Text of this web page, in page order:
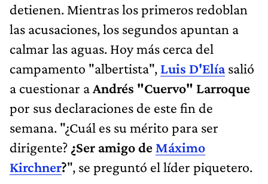
detienen. Mientras los primeros redoblan
las acusaciones, los segundos apuntan a
calmar las aguas. Hoy más cerca del
campamento "albertista", Luis D'Elía salió
a cuestionar aAndrés "Cuervo" Larroque
por sus declaraciones de este fin de
semana. "¿Cuál es su mérito para ser
dirigente? ¿Ser amigo de Máximo
Kirchner?", se preguntó el líder piquetero.